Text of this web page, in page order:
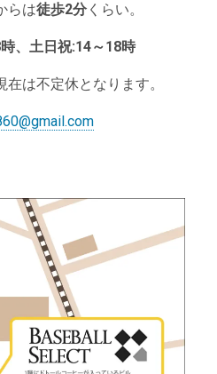
らは徒歩2分 くらい。
、土日祝:14～18時
は不定休となります。